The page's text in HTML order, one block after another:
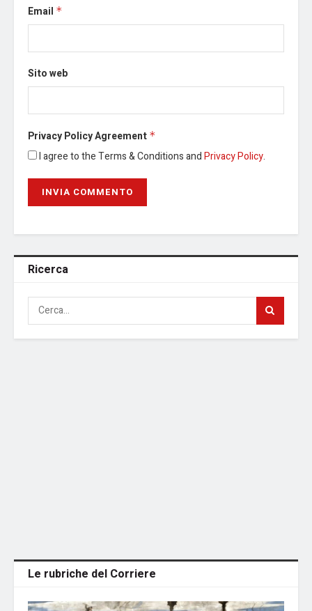
Email *
Sito web
Privacy Policy Agreement *
I agree to the Terms & Conditions andPrivacy Policy.
Ricerca
Le rubriche del Corriere